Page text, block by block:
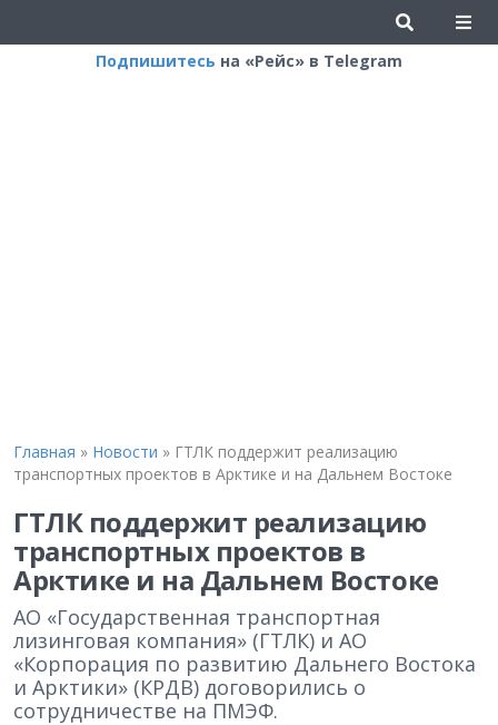
Подпишитесь на «Рейс» в Telegram
Главная » Новости » ГТЛК поддержит реализацию
транспортных проектов в Арктике и на Дальнем Востоке
ГТЛК поддержит реализацию
транспортных проектов в
Арктике и на Дальнем Востоке
АО «Государственная транспортная
лизинговая компания» (ГТЛК) и АО
«Корпорация по развитию Дальнего Востока
и Арктики» (КРДВ) договорились о
сотрудничестве на ПМЭФ.